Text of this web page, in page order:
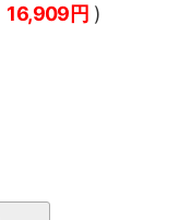
16,909円 )